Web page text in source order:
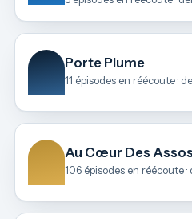
Porte Plume
11 épisodes en réécoute ·
Au Cœur Des
106 épisodes en réécoute